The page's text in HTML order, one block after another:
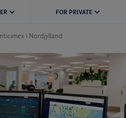
FOR PRIVATE
i Nordjylland